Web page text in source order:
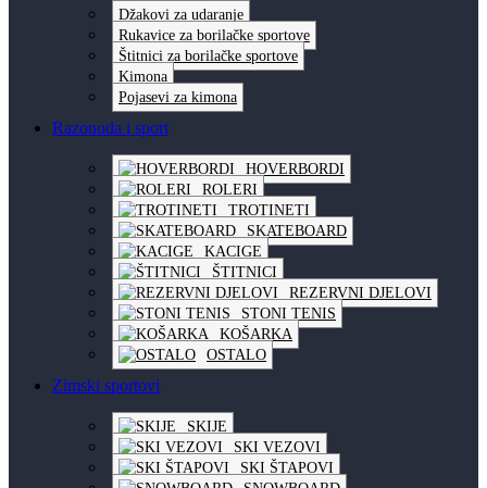
Džakovi za udaranje
Rukavice za borilačke sportove
Štitnici za borilačke sportove
Kimona
Pojasevi za kimona
Razonoda i sport
HOVERBORDI
ROLERI
TROTINETI
SKATEBOARD
KACIGE
ŠTITNICI
REZERVNI DJELOVI
STONI TENIS
KOŠARKA
OSTALO
Zimski sportovi
SKIJE
SKI VEZOVI
SKI ŠTAPOVI